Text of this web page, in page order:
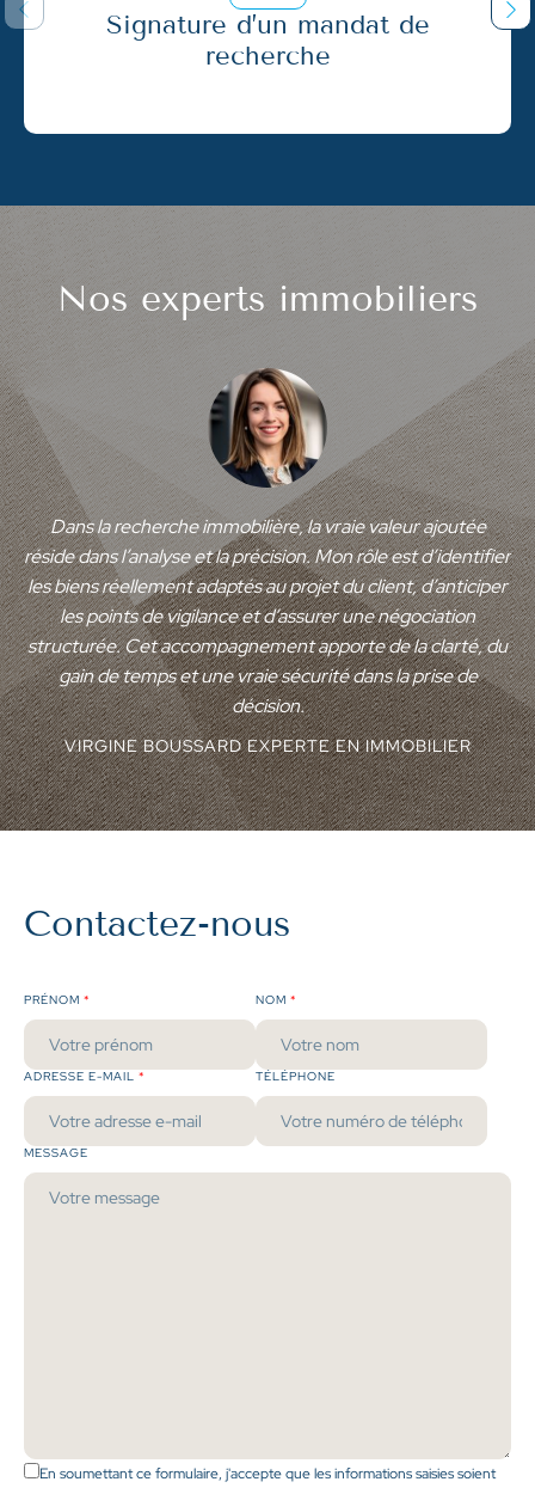
Signature d’un mandat de
recherche
Nos expertsimmobiliers
Dans la recherche immobilière, la vraie valeur ajoutée
réside dans l’analyse et la précision. Mon rôle est d’identifier
les biens réellement adaptés au projet du client, d’anticiper
les points de vigilance et d’assurer une négociation
structurée. Cet accompagnement apporte de la clarté, du
gain de temps et une vraie sécurité dans la prise de
décision.
VIRGINE BOUSSARDEXPERTE EN IMMOBILIER
Contactez-nous
PRÉNOM NOM
ADRESSE E-MAIL TÉLÉPHONE
MESSAGE
En soumettant ce formulaire, j'accepte que les informations saisies soient